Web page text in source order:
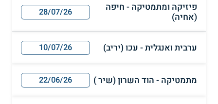
פיזיקה ומתמטיקה - חיפה
(אחיה)
28/07/26
ערבית ואנגלית - עכו (יריב) 10/07/26
מתמטיקה - הוד השרון (שיר ) 22/06/26